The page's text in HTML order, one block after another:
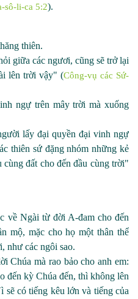
sô-li-ca 5:2).
thiên.
giữa các ngươi, cũng sẽ trở lại
lên trời vậy" (Công-vụ các Sứ-
ngự trên mây trời mà xuống
lấy đại quyền đại vinh ngự
thiên sứ đặng nhóm những kẻ
đất cho đến đầu cùng trời"
về Ngài từ đời A-đam cho đến
mộ, mặc cho họ một thân thể
như các ngôi sao.
Chúa mà rao bảo cho anh em:
đến kỳ Chúa đến, thì không lên
có tiếng kêu lớn và tiếng của